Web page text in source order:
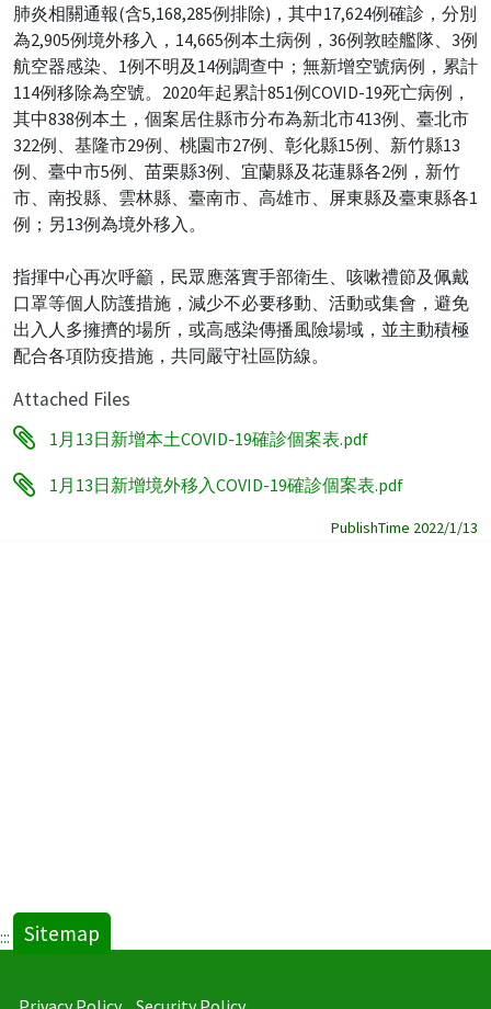
肺炎相關通報(含5,168,285例排除)，其中17,624例確診，分別
為2,905例境外移入，14,665例本土病例，36例敦睦艦隊、3例
航空器感染、1例不明及14例調查中；無新增空號病例，累計
114例移除為空號。2020年起累計851例COVID-19死亡病例，
其中838例本土，個案居住縣市分布為新北市413例、臺北市
322例、基隆市29例、桃園市27例、彰化縣15例、新竹縣13
例、臺中市5例、苗栗縣3例、宜蘭縣及花蓮縣各2例，新竹
市、南投縣、雲林縣、臺南市、高雄市、屏東縣及臺東縣各1
例；另13例為境外移入。
指揮中心再次呼籲，民眾應落實手部衛生、咳嗽禮節及佩戴
口罩等個人防護措施，減少不必要移動、活動或集會，避免
出入人多擁擠的場所，或高感染傳播風險場域，並主動積極
配合各項防疫措施，共同嚴守社區防線。
Attached Files
1月13日新增本土COVID-19確診個案表.pdf
1月13日新增境外移入COVID-19確診個案表.pdf
PublishTime 2022/1/13
::: Sitemap